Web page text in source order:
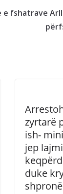
e fshatrave
zyrtarë
ish-
jep
duke